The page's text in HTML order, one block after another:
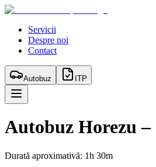
Servicii
Despre noi
Contact
Autobuz ITP
Autobuz Horezu –
Durată aproximativă: 1h 30m